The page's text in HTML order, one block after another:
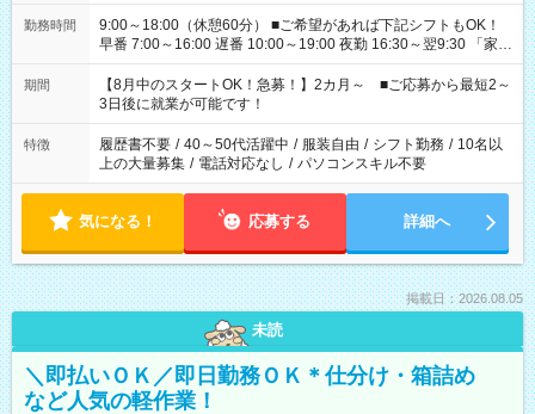
勤務時間
9:00～18:00（休憩60分） ■ご希望があれば下記シフトもOK！
早番 7:00～16:00 遅番 10:00～19:00 夜勤 16:30～翌9:30 「家族
と休みを合わせたい」 「余裕を持って夕飯の準備がしたい」
「できれば残業はしたくない」 など、ご希望を教えてください
ね。 ※Wワーク希望の方へ 今ご覧のお仕事で希望する勤務時間
と、もう1つのお仕事の勤務時間。 合計で週40時間を超える場
合は応募できません。
期間
【8月中のスタートOK！急募！】2カ月～ ■ご応募から最短2～
3日後に就業が可能です！
特徴 履歴書不要 / 40～50代活躍中 / 服装自由 / シフト勤務 / 10名以
上の大量募集 / 電話対応なし / パソコンスキル不要
気になる！ 応募する 詳細へ
掲載日：2026.08.05
未読
＼即払いＯＫ／即日勤務ＯＫ＊仕分け・箱詰め
など人気の軽作業！